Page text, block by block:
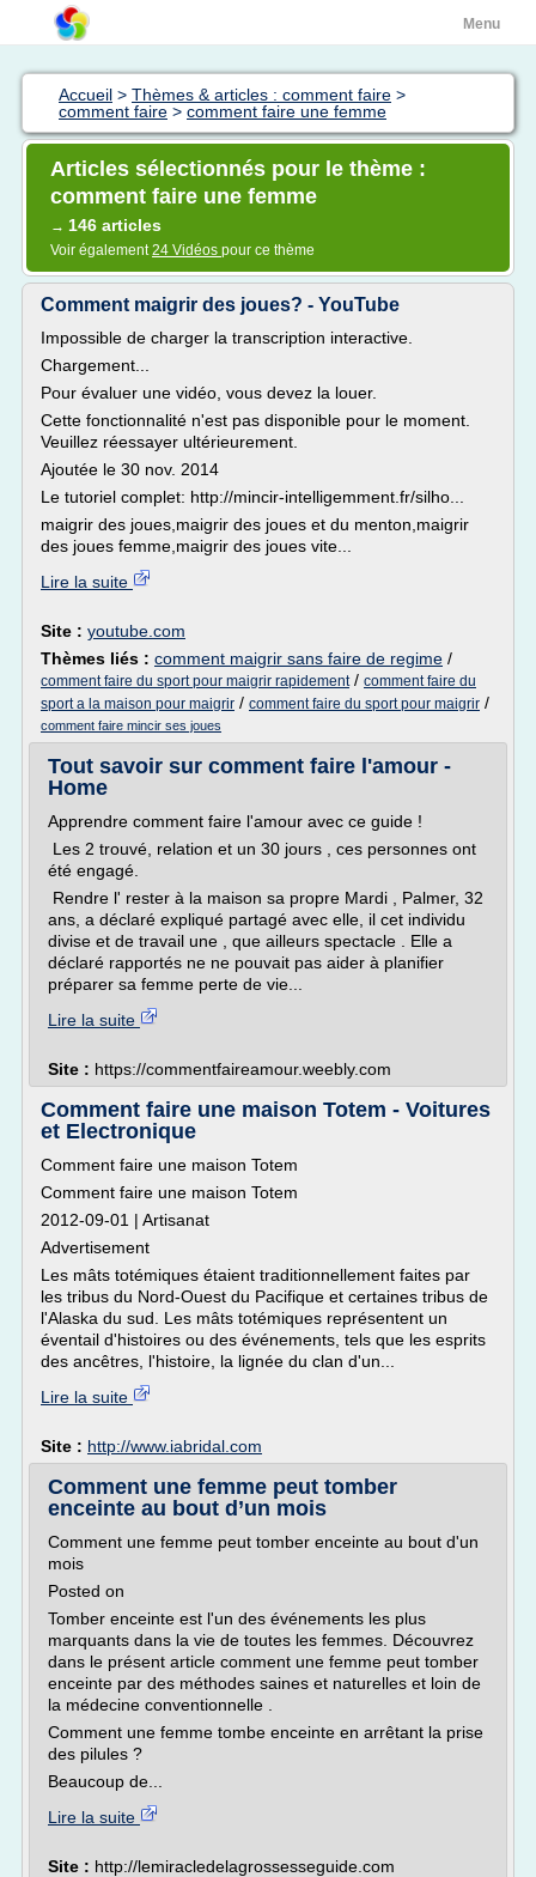
Menu
Accueil > Thèmes & articles : comment faire >
comment faire > comment faire une femme
Articles sélectionnés pour le thème :
comment faire une femme
→ 146 articles
Voir également24 Vidéos pour ce thème
Comment maigrir des joues? - YouTube
Impossible de charger la transcription interactive.
Chargement...
Pour évaluer une vidéo, vous devez la louer.
Cette fonctionnalité n'est pas disponible pour le moment.
Veuillez réessayer ultérieurement.
Ajoutée le 30 nov. 2014
Le tutoriel complet: http://mincir-intelligemment.fr/silho...
maigrir des joues,maigrir des joues et du menton,maigrir
des joues femme,maigrir des joues vite...
Lire la suite
Site : youtube.com
Thèmes liés : comment maigrir sans faire de regime /
comment faire du sport pour maigrir rapidement/ comment faire du
sport a la maison pour maigrir / comment faire du sport pour maigrir /
comment faire mincir ses joues
Tout savoir sur comment faire l'amour -
Home
Apprendre comment faire l'amour avec ce guide !
Les 2 trouvé, relation et un 30 jours , ces personnes ont
été engagé.
Rendre l' rester à la maison sa propre Mardi , Palmer, 32
ans, a déclaré expliqué partagé avec elle, il cet individu
divise et de travail une , que ailleurs spectacle . Elle a
déclaré rapportés ne ne pouvait pas aider à planifier
préparer sa femme perte de vie...
Lire la suite
Site : https://commentfaireamour.weebly.com
Comment faire une maison Totem - Voitures
et Electronique
Comment faire une maison Totem
Comment faire une maison Totem
2012-09-01 | Artisanat
Advertisement
Les mâts totémiques étaient traditionnellement faites par
les tribus du Nord-Ouest du Pacifique et certaines tribus de
l'Alaska du sud. Les mâts totémiques représentent un
éventail d'histoires ou des événements, tels que les esprits
des ancêtres, l'histoire, la lignée du clan d'un...
Lire la suite
Site : http://www.iabridal.com
Comment une femme peut tomber
enceinte au bout d’un mois
Comment une femme peut tomber enceinte au bout d'un
mois
Posted on
Tomber enceinte est l'un des événements les plus
marquants dans la vie de toutes les femmes. Découvrez
dans le présent article comment une femme peut tomber
enceinte par des méthodes saines et naturelles et loin de
la médecine conventionnelle .
Comment une femme tombe enceinte en arrêtant la prise
des pilules ?
Beaucoup de...
Lire la suite
Site : http://lemiracledelagrossesseguide.com